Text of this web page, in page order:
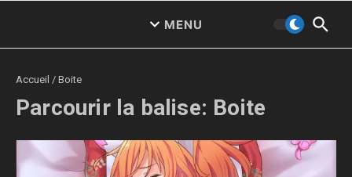
MENU
Accueil / Boite
Parcourir la balise: Boite